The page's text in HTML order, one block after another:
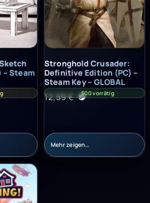
House Pack (PC) – Steam Key – GLOBAL
– Steam
Stronghold Crusader: Definitive
Stronghold Crusader:
Definitive Edition (PC) –
Steam Key – GLOBAL
12,59€ 500 vorrätig
Mehr zeigen…